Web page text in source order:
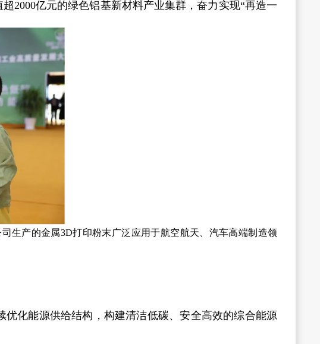
2000亿元的绿色铝基新材料产业集群，奋力实现“再造一
生产的金属3D打印粉末广泛应用于航空航天、汽车高端制造领
化能源供给结构，构建清洁低碳、安全高效的综合能源